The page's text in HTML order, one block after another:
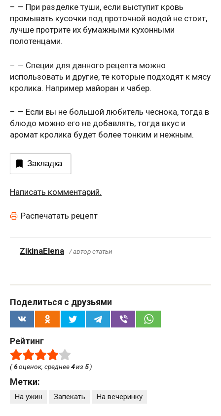
– — При разделке туши, если выступит кровь
промывать кусочки под проточной водой не стоит,
лучше протрите их бумажными кухонными
полотенцами.
– — Специи для данного рецепта можно
использовать и другие, те которые подходят к мясу
кролика. Например майоран и чабер.
– — Если вы не большой любитель чеснока, тогда в
блюдо можно его не добавлять, тогда вкус и
аромат кролика будет более тонким и нежным.
Закладка
Написать комментарий.
Распечатать рецепт
ZikinaElena / автор статьи
Поделиться с друзьями
Рейтинг
(6оценок, среднее4из 5)
Метки:
На ужин Запекать На вечеринку